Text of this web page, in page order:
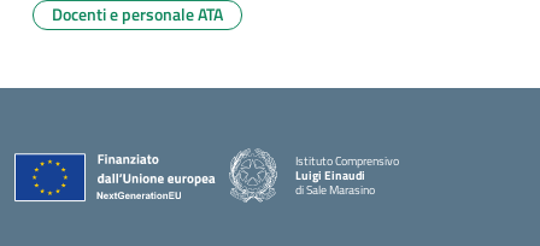
Docenti e personale ATA
Istituto Comprensivo
Luigi Einaudi
di Sale Marasino